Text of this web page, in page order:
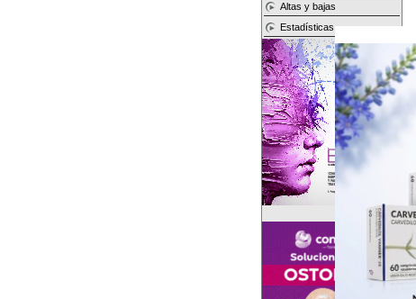
Altas y bajas
Estadísticas